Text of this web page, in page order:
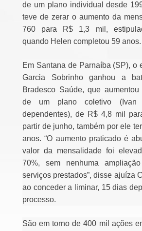
de um plano individual desde
teve de zerar o aumento da
760 para R$ 1,3 mil,
quando Helen completou 59 anos.
Em Santana de Parnaíba (SP), o
Garcia Sobrinho ganhou a
Bradesco Saúde, que
de um plano coletivo
dependentes), de R$ 4,8 mil
partir de junho, também por ele
anos. “O aumento praticado é
valor da mensalidade foi
70%, sem nenhuma
serviços prestados”, disse ajuíza
ao conceder a liminar, 15 dias
processo.
São em torno de 400 mil ações